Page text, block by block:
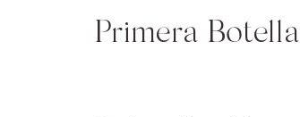
Primera Botella